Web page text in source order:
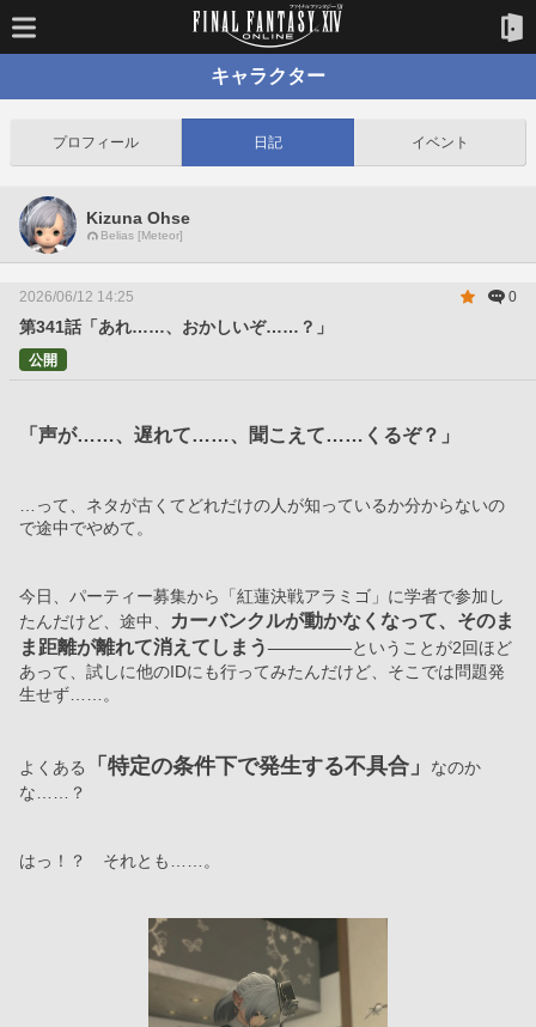
キャラクター
プロフィール 日記 イベント
Kizuna Ohse
Belias [Meteor]
2026/06/12 14:25 0
第341話「あれ……、おかしいぞ……？」
公開
「声が……、遅れて……、聞こえて……くるぞ？」
…って、ネタが古くてどれだけの人が知っているか分からないの
で途中でやめて。
今日、パーティー募集から「紅蓮決戦アラミゴ」に学者で参加し
たんだけど、途中、
カーバンクルが動かなくなって、そのま
ま距離が離れて消えてしまう
ということが2回ほど
あって、試しに他のIDにも行ってみたんだけど、そこでは問題発
生せず……。
よくある 「特定の条件下で発生する不具合」
なのか
な……？
はっ！？　それとも……。